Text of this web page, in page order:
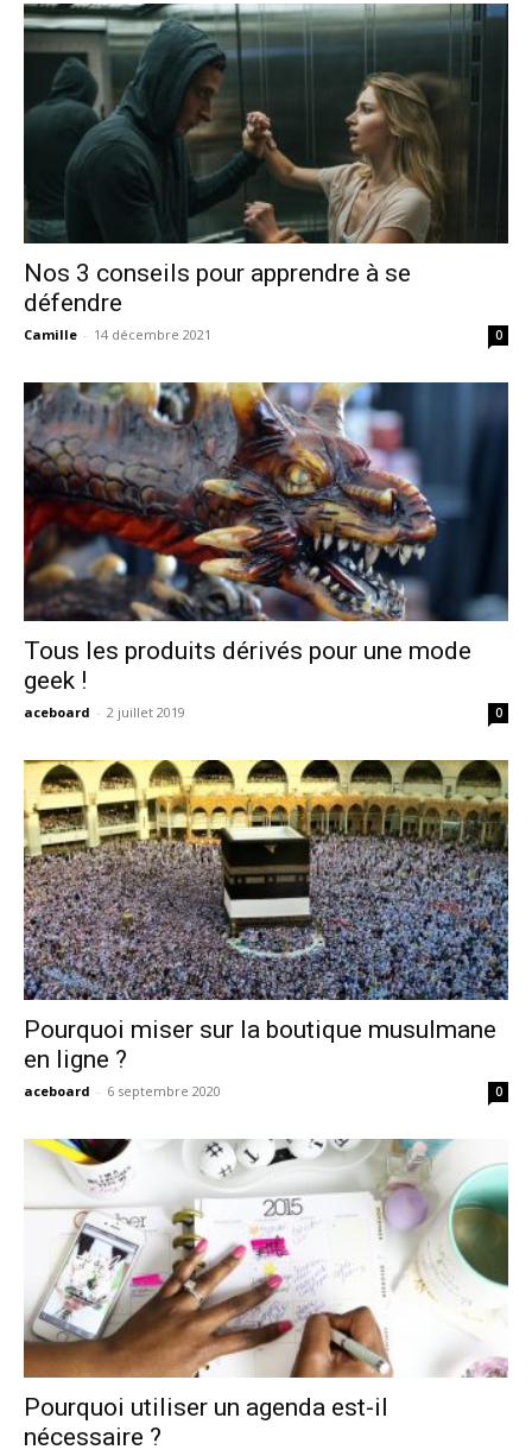
Nos 3 conseils pour apprendre à se
défendre
Camille - 14 décembre 2021 0
Tous les produits dérivés pour une mode
geek !
aceboard - 2 juillet 2019 0
Pourquoi miser sur la boutique musulmane
en ligne ?
aceboard - 6 septembre 2020 0
Pourquoi utiliser un agenda est-il
nécessaire ?